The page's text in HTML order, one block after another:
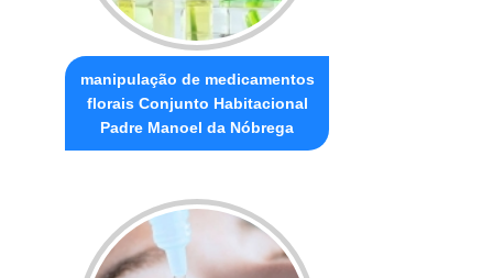
manipulação de medicamentos
florais Conjunto Habitacional
Padre Manoel da Nóbrega